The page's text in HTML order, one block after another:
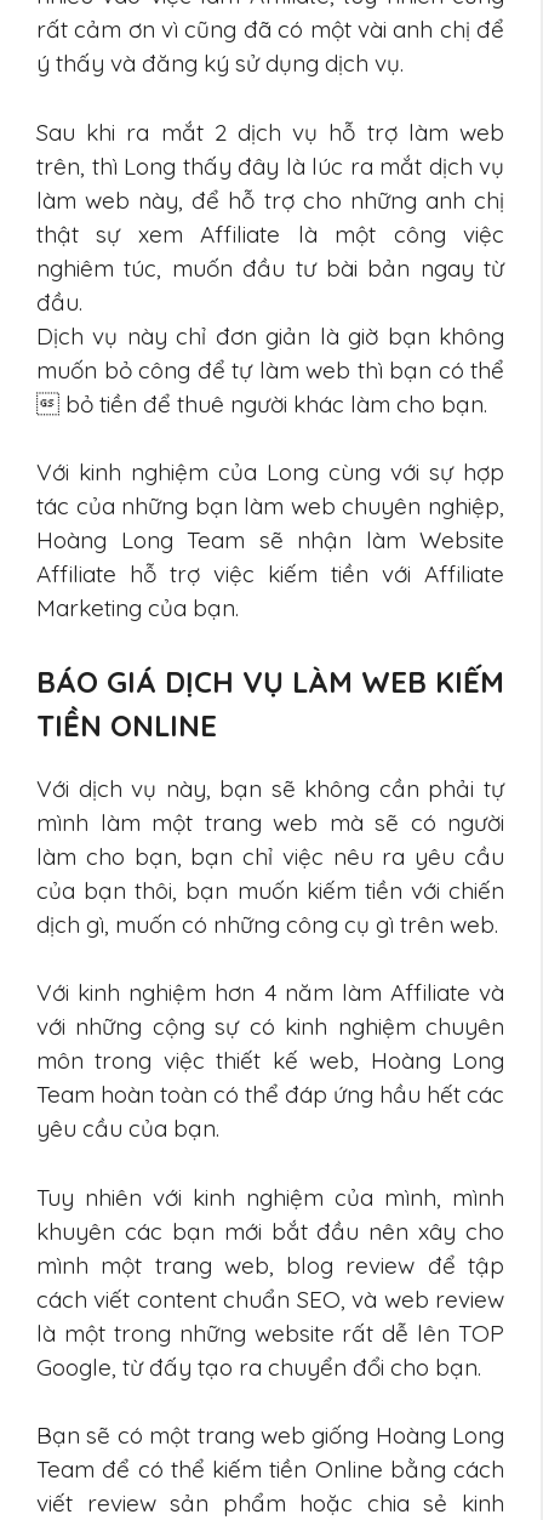
rất cảm ơn vì cũng đã có một vài anh chị để
ý thấy và đăng ký sử dụng dịch vụ.
Sau khi ra mắt 2 dịch vụ hỗ trợ làm web
trên, thì Long thấy đây là lúc ra mắt dịch vụ
làm web này, để hỗ trợ cho những anh chị
thật sự xem Affiliate là một công việc
nghiêm túc, muốn đầu tư bài bản ngay từ
đầu.
Dịch vụ này chỉ đơn giản là giờ bạn không
muốn bỏ công để tự làm web thì bạn có thể
bỏ tiền để thuê người khác làm cho bạn.
Với kinh nghiệm của Long cùng với sự hợp
tác của những bạn làm web chuyên nghiệp,
Hoàng Long Team sẽ nhận làm Website
Affiliate hỗ trợ việc kiếm tiền với Affiliate
Marketing của bạn.
BÁO GIÁ DỊCH VỤ LÀM WEB KIẾM
TIỀN ONLINE
Với dịch vụ này, bạn sẽ không cần phải tự
mình làm một trang web mà sẽ có người
làm cho bạn, bạn chỉ việc nêu ra yêu cầu
của bạn thôi, bạn muốn kiếm tiền với chiến
dịch gì, muốn có những công cụ gì trên web.
Với kinh nghiệm hơn 4 năm làm Affiliate và
với những cộng sự có kinh nghiệm chuyên
môn trong việc thiết kế web, Hoàng Long
Team hoàn toàn có thể đáp ứng hầu hết các
yêu cầu của bạn.
Tuy nhiên với kinh nghiệm của mình, mình
khuyên các bạn mới bắt đầu nên xây cho
mình một trang web, blog review để tập
cách viết content chuẩn SEO, và web review
là một trong những website rất dễ lên TOP
Google, từ đấy tạo ra chuyển đổi cho bạn.
Bạn sẽ có một trang web giống Hoàng Long
Team để có thể kiếm tiền Online bằng cách
viết review sản phẩm hoặc chia sẻ kinh